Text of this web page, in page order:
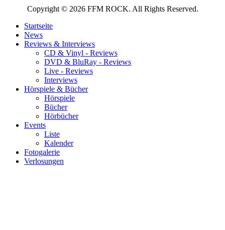
Copyright © 2026 FFM ROCK. All Rights Reserved.
Startseite
News
Reviews & Interviews
CD & Vinyl - Reviews
DVD & BluRay - Reviews
Live - Reviews
Interviews
Hörspiele & Bücher
Hörspiele
Bücher
Hörbücher
Events
Liste
Kalender
Fotogalerie
Verlosungen